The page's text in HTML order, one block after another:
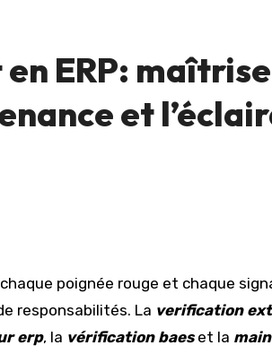
ERP:
et
responsabilités. La verification
erp, la vérification baeset la